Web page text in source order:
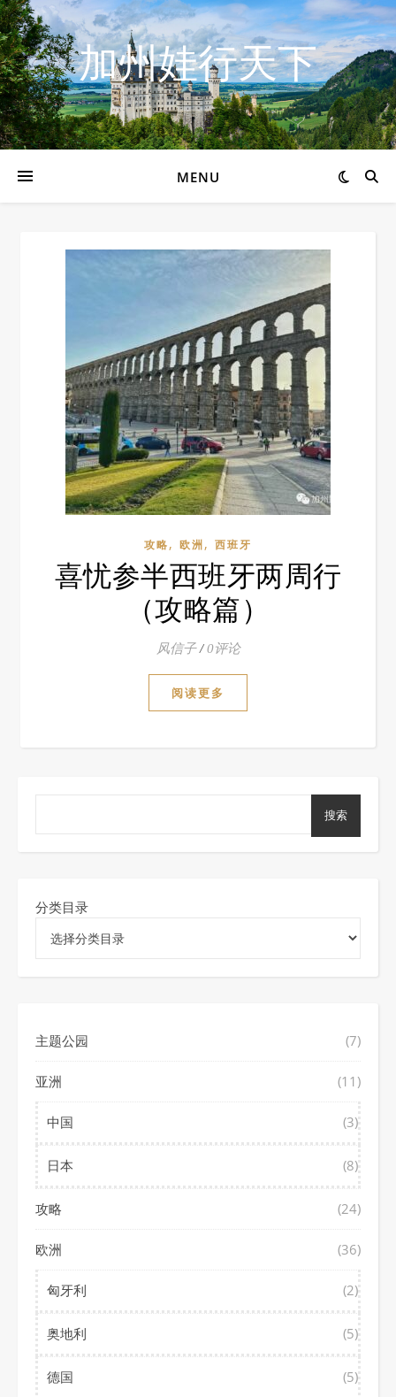
加州娃行天下
MENU
攻略, 欧洲, 西班牙
喜忧参半西班牙两周行
（攻略篇）
风信子 / 0评论
阅读更多
搜索
分类目录
主题公园 (7)
亚洲 (11)
中国 (3)
日本 (8)
攻略 (24)
欧洲 (36)
匈牙利 (2)
奥地利 (5)
德国 (5)